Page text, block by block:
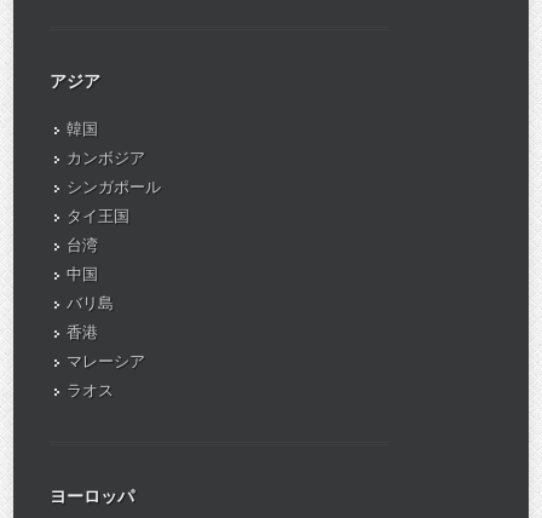
アジア
韓国
カンボジア
シンガポール
タイ王国
台湾
中国
バリ島
香港
マレーシア
ラオス
ヨーロッパ